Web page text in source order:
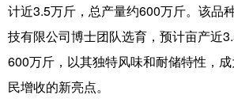
新疆 内蒙古 黑龙江
多语种频道
计近3.5万斤，总产量约600万斤。该品
技有限公司博士团队选育，预计亩产近
600万斤，以其独特风味和耐储特性，
民增收的新亮点。